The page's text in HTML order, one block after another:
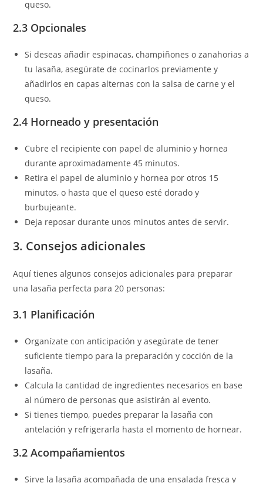
queso.
2.3 Opcionales
Si deseas añadir espinacas, champiñones o zanahorias a
tu lasaña, asegúrate de cocinarlos previamente y
añadirlos en capas alternas con la salsa de carne y el
queso.
2.4 Horneado y presentación
Cubre el recipiente con papel de aluminio y hornea
durante aproximadamente 45 minutos.
Retira el papel de aluminio y hornea por otros 15
minutos, o hasta que el queso esté dorado y
burbujeante.
Deja reposar durante unos minutos antes de servir.
3. Consejos adicionales
Aquí tienes algunos consejos adicionales para preparar
una lasaña perfecta para 20 personas:
3.1 Planificación
Organízate con anticipación y asegúrate de tener
suficiente tiempo para la preparación y cocción de la
lasaña.
Calcula la cantidad de ingredientes necesarios en base
al número de personas que asistirán al evento.
Si tienes tiempo, puedes preparar la lasaña con
antelación y refrigerarla hasta el momento de hornear.
3.2 Acompañamientos
Sirve la lasaña acompañada de una ensalada fresca y